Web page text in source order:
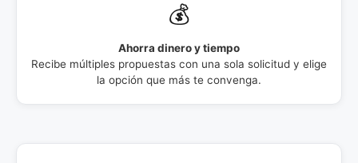
💰
Ahorra dinero y tiempo
Recibe múltiples propuestas con una sola solicitud y elige
la opción que más te convenga.